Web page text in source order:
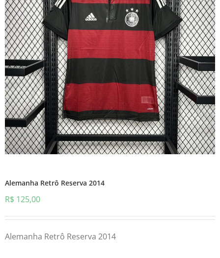
Alemanha Retrô Reserva 2014
R$ 125,00
Alemanha Retrô Reserva 2014